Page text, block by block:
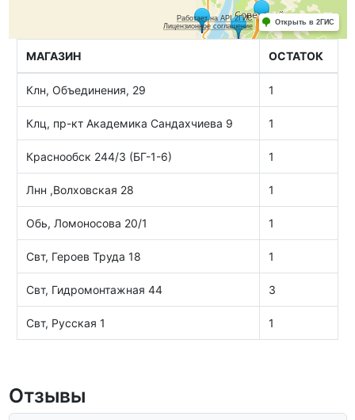
МАГАЗИН ОСТАТОК
Клн, Объединения, 29 1
Клц, пр-кт Академика Сандахчиева 9 1
Краснообск 244/3 (БГ-1-6) 1
Лнн ,Волховская 28 1
Обь, Ломоносова 20/1 1
Свт, Героев Труда 18 1
Свт, Гидромонтажная 44 3
Свт, Русская 1 1
Отзывы